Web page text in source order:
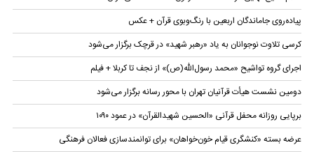
پیاده‌روی جاماندگان اربعین با رنگ‌وبوی قرآن + عکس
کرسی تلاوت نوجوانان به یاد «رهبر شهید» در قرچک برگزار می‌شود
اجرای گروه تواشیح «محمد رسول‌الله(ص)» از نجف تا کربلا + فیلم
دومین نشست هیأت قرآنیان تهران با محور رسانه برگزار می‌شود
برپایی روزانه محفل قرآنی «الحسین شهیدالقرآن» در عمود ۱۰۹۰
عرضه بسته «کنشگری قیام خون‌خواهان» برای توانمندسازی فعالان فرهنگی